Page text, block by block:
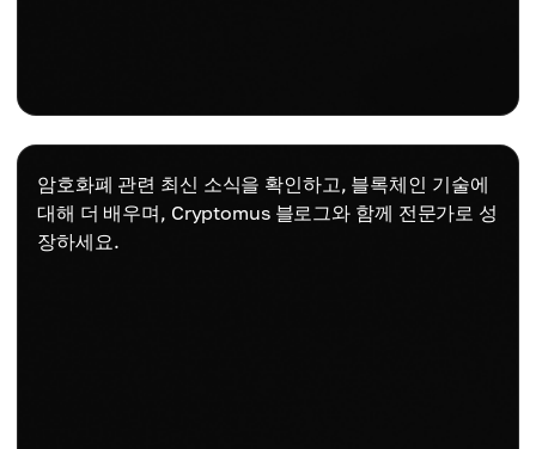
암호화폐 관련 최신 소식을 확인하고, 블록체인 기술에
대해 더 배우며, Cryptomus 블로그와 함께 전문가로 성
장하세요.